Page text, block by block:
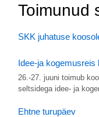
Toimunud
SKK juhatuse
Idee-ja kogemusreis
26.-27. juuni toimub
seltsidega idee- ja
Ehtne turupäev